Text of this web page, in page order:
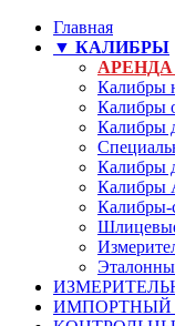
Главная
▼ КАЛИБРЫ
Калибры
Калибры
Калибры
Калибры
Калибры
Калибры-
ИМПОРТНЫЙ